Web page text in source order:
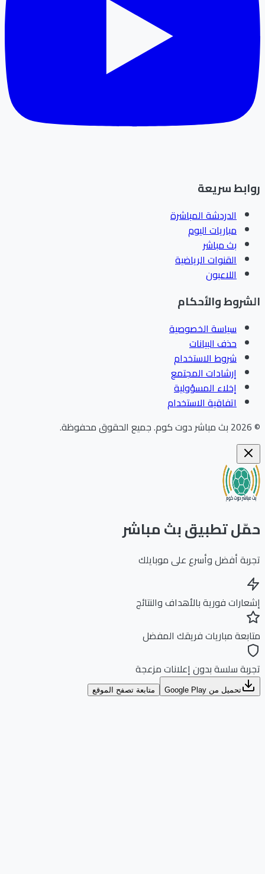
سريعة
الدردشة المباشرة
مباريات اليوم
بث مباشر
القنوات الرياضية
اللاعبون
والأحكام
سياسة الخصوصية
حذف البيانات
شروط الاستخدام
إرشادات المجتمع
إخلاء المسؤولية
اتفاقية الاستخدام
بث مباشر دوت كوم.جميع الحقوق محفوظة.
تطبيق بث مباشر
أفضل وأسرع على موبايلك
فورية بالأهداف والنتائج
مباريات فريقك المفضل
سلسة بدون إعلانات مزعجة
تحميل من Google Play متابعة تصفح الموقع